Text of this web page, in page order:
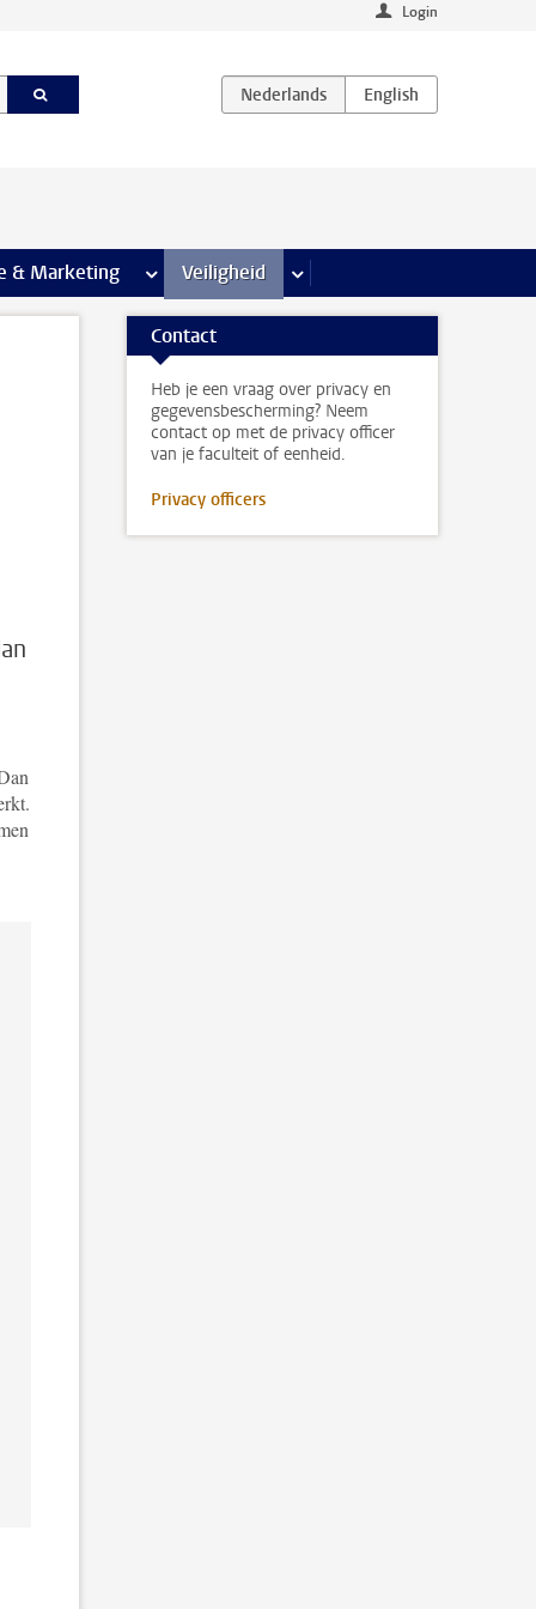
Login
& Marketing meer Communicatie & Marketing pagina’s
Veiligheid meer Veiligheid pagina’s
Contact
Heb je een vraag over privacy en
gegevensbescherming? Neem
contact op met de privacy officer
van je faculteit of eenheid.
Privacy officers